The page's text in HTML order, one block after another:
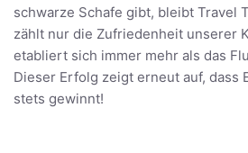
schwarze Schafe gibt, bleibt Travel
zählt nur die Zufriedenheit unserer
etabliert sich immer mehr als das
Dieser Erfolg zeigt erneut auf, dass
stets gewinnt!